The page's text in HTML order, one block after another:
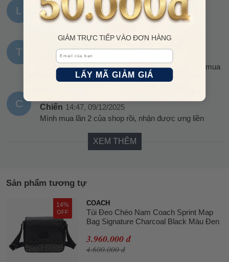
L Lê Kim Ngọc 19:34, 14/12/2025
Màu đẹp, dáng cũng ổn, kích thước đúng chuẩn
T Trần Tuấn 10:23, 12/12/2025
Giá cả shop bán rất phải chăng, sau mình sẽ ghé mua
C Chiến 14:47, 09/12/2025
Mình mua lần 2 của shop rồi, nhận được ưng liền
XEM THÊM
Sản phẩm tương tự
14%
OFF
COACH
Túi Đeo Chéo Nam Coach Sprint Map
Bag Signature Charcoal Black Màu Đen
3.960.000 đ
4.600.000 đ
GIẢM TRỰC TIẾP VÀO ĐƠN HÀNG
Email
LẤY MÃ GIẢM GIÁ